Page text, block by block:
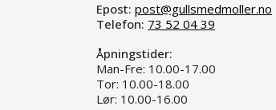
Epost: post@gullsmedmoller.no
Telefon: 73 52 04 39
Åpningstider:
Man-Fre: 10.00-17.00
Tor: 10.00-18.00
Lør: 10.00-16.00